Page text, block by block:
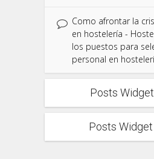
Como afrontar la
en hostelería -
los puestos para
personal en
Posts
Posts